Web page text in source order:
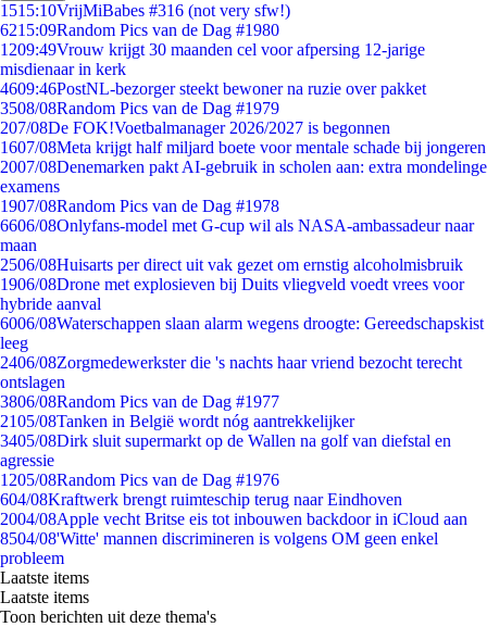
1515:10VrijMiBabes #316 (not very sfw!)
6215:09Random Pics van de Dag #1980
1209:49Vrouw krijgt 30 maanden cel voor afpersing 12-jarige
misdienaar in kerk
4609:46PostNL-bezorger steekt bewoner na ruzie over pakket
3508/08Random Pics van de Dag #1979
207/08De FOK!Voetbalmanager 2026/2027 is begonnen
1607/08Meta krijgt half miljard boete voor mentale schade bij jongeren
2007/08Denemarken pakt AI-gebruik in scholen aan: extra mondelinge
examens
1907/08Random Pics van de Dag #1978
6606/08Onlyfans-model met G-cup wil als NASA-ambassadeur naar
maan
2506/08Huisarts per direct uit vak gezet om ernstig alcoholmisbruik
1906/08Drone met explosieven bij Duits vliegveld voedt vrees voor
hybride aanval
6006/08Waterschappen slaan alarm wegens droogte: Gereedschapskist
leeg
2406/08Zorgmedewerkster die 's nachts haar vriend bezocht terecht
ontslagen
3806/08Random Pics van de Dag #1977
2105/08Tanken in België wordt nóg aantrekkelijker
3405/08Dirk sluit supermarkt op de Wallen na golf van diefstal en
agressie
1205/08Random Pics van de Dag #1976
604/08Kraftwerk brengt ruimteschip terug naar Eindhoven
2004/08Apple vecht Britse eis tot inbouwen backdoor in iCloud aan
8504/08'Witte' mannen discrimineren is volgens OM geen enkel
probleem
Laatste items
Laatste items
Toon berichten uit deze thema's